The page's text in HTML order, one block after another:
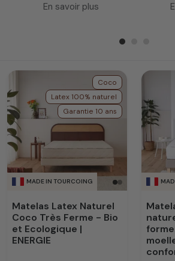
En savoir plus
MADE IN TOURCOING
Coco
Latex 100% naturel
Garantie 10 ans
Matelas Latex Naturel
Coco Très Ferme - Bio
et Ecologique |
ENERGIE